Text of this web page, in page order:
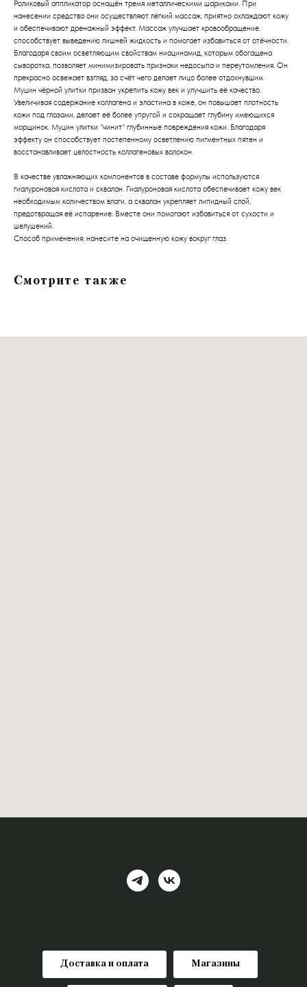
Роликовый аппликатор оснащён тремя металлическими шариками. При
нанесении средства они осуществляют лёгкий массаж, приятно охлаждают кожу
и обеспечивают дренажный эффект. Массаж улучшает кровообращение,
способствует выведению лишней жидкость и помогает избавиться от отёчности.
Благодаря своим осветляющим свойствам ниацинамид, которым обогащена
сыворотка, позволяет минимизировать признаки недосыпа и переутомления. Он
прекрасно освежает взгляд, за счёт чего делает лицо более отдохнувшим.
Муцин чёрной улитки призван укрепить кожу век и улучшить её качество.
Увеличивая содержание коллагена и эластина в коже, он повышает плотность
кожи под глазами, делает её более упругой и сокращает глубину имеющихся
морщинок. Муцин улитки "чинит" глубинные повреждения кожи. Благодаря
эффекту он способствует постепенному осветлению пигментных пятен и
восстанавливает целостность коллагеновых волокон.
В качестве увлажняющих компонентов в составе формулы используются
гиалуроновая кислота и сквалан. Гиалуроновая кислота обеспечивает кожу век
необходимым количеством влаги, а сквалан укрепляет липидный слой,
предотвращая её испарение. Вместе они помогают избавиться от сухости и
шелушений.
Способ применения: нанесите на очищенную кожу вокруг глаз.
Смотрите также
Доставка и оплата Магазины